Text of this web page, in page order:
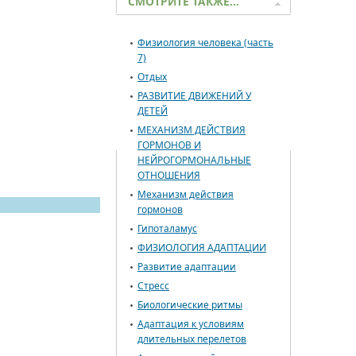
Физиология человека (часть
7)
Отдых
РАЗВИТИЕ ДВИЖЕНИЙ У
ДЕТЕЙ
МЕХАНИЗМ ДЕЙСТВИЯ
ГОРМОНОВ И
НЕЙРОГОРМОНАЛЬНЫЕ
ОТНОШЕНИЯ
Механизм действия
гормонов
Гипоталамус
ФИЗИОЛОГИЯ АДАПТАЦИИ
Развитие адаптации
Стресс
Биологические ритмы
Адаптация к условиям
длительных перелетов